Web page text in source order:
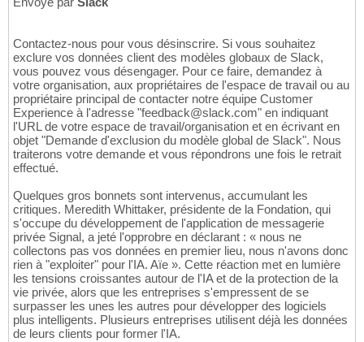
Contactez-nous pour vous désinscrire. Si vous souhaitez
exclure vos données client des modèles globaux de Slack,
vous pouvez vous désengager. Pour ce faire, demandez à
votre organisation, aux propriétaires de l'espace de travail ou au
propriétaire principal de contacter notre équipe Customer
Experience à l'adresse "feedback@slack.com" en indiquant
l'URL de votre espace de travail/organisation et en écrivant en
objet "Demande d'exclusion du modèle global de Slack". Nous
traiterons votre demande et vous répondrons une fois le retrait
effectué.
Quelques gros bonnets sont intervenus, accumulant les
critiques. Meredith Whittaker, présidente de la Fondation, qui
s'occupe du développement de l'application de messagerie
privée Signal, a jeté l'opprobre en déclarant : « nous ne
collectons pas vos données en premier lieu, nous n'avons donc
rien à "exploiter" pour l'IA. Aïe ». Cette réaction met en lumière
les tensions croissantes autour de l'IA et de la protection de la
vie privée, alors que les entreprises s'empressent de se
surpasser les unes les autres pour développer des logiciels
plus intelligents. Plusieurs entreprises utilisent déjà les données
de leurs clients pour former l'IA.